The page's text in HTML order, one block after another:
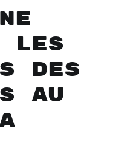
les
des
au